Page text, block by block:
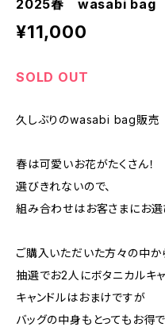
2025春 wasabi bag
¥11,000
SOLD OUT
久しぶりのwasabi bag販売
春は可愛いお花がたくさん！
選びきれないので、
組み合わせはお客さまにお選
ご購入いただいた方々の中か
抽選でお2人にボタニカルキ
キャンドルはおまけですが
バッグの中身もとってもお得